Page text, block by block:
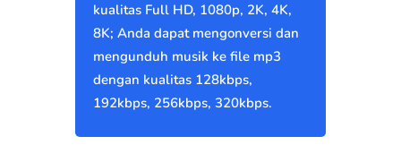
kualitas Full HD, 1080p, 2K, 4K,
8K; Anda dapat mengonversi dan
mengunduh musik ke file mp3
dengan kualitas 128kbps,
192kbps, 256kbps, 320kbps.